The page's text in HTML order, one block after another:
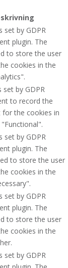
set by GDPR
plugin. The
to store the user
cookies in the
set by GDPR
to record the
for the cookies in
set by GDPR
plugin. The
to store the user
cookies in the
set by GDPR
plugin. The
to store the user
cookies in the
set by GDPR